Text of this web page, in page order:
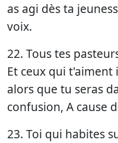
as agi dès ta
voix.
22. Tous tes
Et ceux qui t'aiment
alors que tu seras
confusion, A cause
23. Toi qui habites